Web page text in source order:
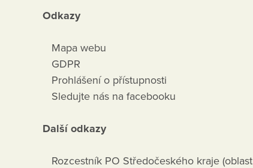
Odkazy
Mapa webu
GDPR
Prohlášení o přístupnosti
Sledujte nás na facebooku
Další odkazy
Rozcestník PO Středočeského kraje (oblast